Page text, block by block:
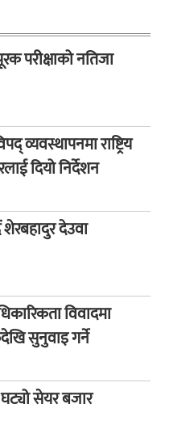
परीक्षाको नतिजा
व्यवस्थापनमा राष्ट्रिय
दियो निर्देशन
देउवा
विवादमा
सुनुवाइ गर्ने
सेयर बजार